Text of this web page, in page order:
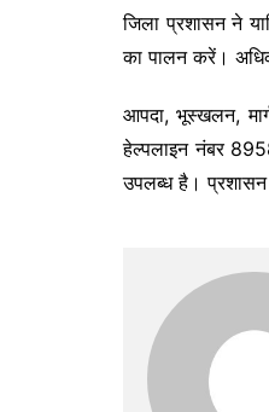
जिला प्रशासन ने
का पालन करें।
आपदा, भूस्खलन,
हेल्पलाइन नंबर
उपलब्ध है। प्रशासन